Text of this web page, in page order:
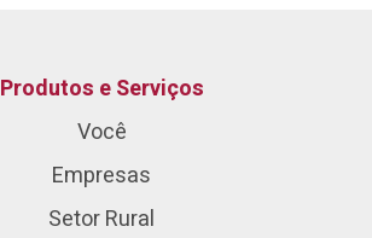
Produtos e Serviços
Você
Empresas
Setor Rural